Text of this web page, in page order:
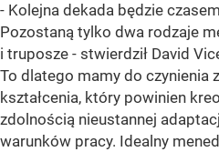
- Kolejna dekada będzie
Pozostaną tylko dwa rodzaje
i truposze - stwierdził David
To dlatego mamy do czynienia
kształcenia, który powinien
zdolnością nieustannej
warunków pracy. Idealny